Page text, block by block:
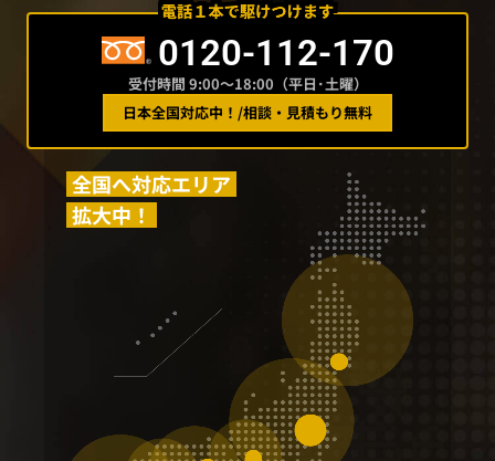
日本全国対応中！ /相談・見積もり無料
0120-112-170
受付時間 9:00〜18:00（平日･土曜）
全国へ対応エリア
拡大中！